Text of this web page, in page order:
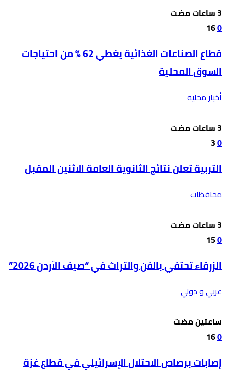
0
16
قطاع الصناعات الغذائية يغطي 62 % من احتياجات
السوق المحلية
أخبار محليه
0
3
التربية تعلن نتائج الثانوية العامة الاثنين المقبل
محافظات
0
15
الزرقاء تحتفي بالفن والتراث في “صيف الأردن 2026”
عربي و دولي
‫‫‫‏‫ساعتين مضت‬
0
16
إصابات برصاص الاحتلال الإسرائيلي في قطاع غزة